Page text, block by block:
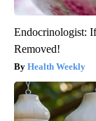
Endocrinologist:
Removed!
Health Weekly